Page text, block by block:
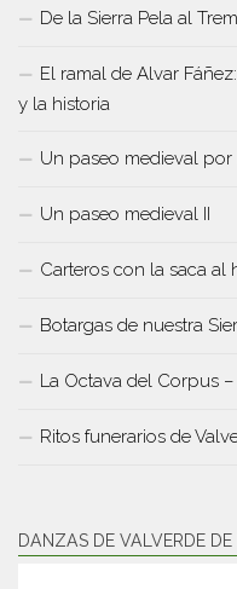
De la Sierra Pela al
El ramal de Alvar
y la historia
Un paseo medieval por
Un paseo medieval II
Carteros con la saca al
Botargas de nuestra
La Octava del Corpus
Ritos funerarios de
DANZAS DE VALVERDE